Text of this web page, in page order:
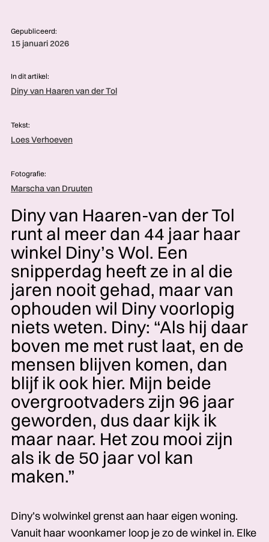
Gepubliceerd:
15 januari 2026
In dit artikel:
Diny van Haaren van der Tol
Tekst:
Loes Verhoeven
Fotografie:
Marscha van Druuten
Diny van Haaren-van der Tol
runt al meer dan 44 jaar haar
winkel Diny’s Wol. Een
snipperdag heeft ze in al die
jaren nooit gehad, maar van
ophouden wil Diny voorlopig
niets weten. Diny: “Als hij daar
boven me met rust laat, en de
mensen blijven komen, dan
blijf ik ook hier. Mijn beide
overgrootvaders zijn 96 jaar
geworden, dus daar kijk ik
maar naar. Het zou mooi zijn
als ik de 50 jaar vol kan
maken.”
Diny’s wolwinkel grenst aan haar eigen woning.
Vanuit haar woonkamer loop je zo de winkel in. Elke